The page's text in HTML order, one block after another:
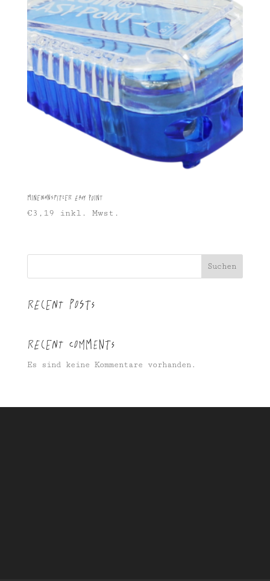
Minenanspitzer Easy Point
€3,19 inkl. Mwst.
Suchen
Recent Posts
Recent Comments
Es sind keine Kommentare vorhanden.